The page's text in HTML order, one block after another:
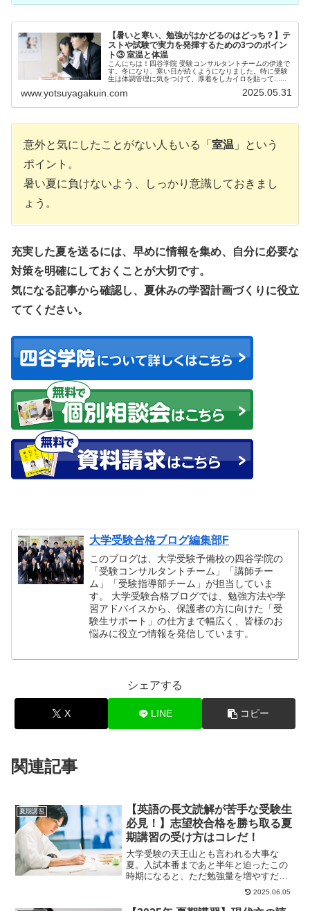
【暑いと寒い、勉強がはかどるのはどっち？】テ
ストや試験で実力を発揮するための3つのポイン
ト③ 室温と体温
こんにちは！四谷学院 受験コンサルタントチームの伊達で
す。冬になり、寒い日が続くようになりました。特に受験
生は体調管理に気をつけて、厚着をしカイロを貼って......
www.yotsuyagakuin.com 2025.05.31
意外と気にしたことがない人もいる「 室温 」という
ポイント。
暑い夏に負けないよう、しっかり意識しておきまし
ょう。
充実した夏を送るには、早めに情報を集め、自分に必要な
対策を明確にしておくことが大切です。
気になる記事から確認し、夏休みの学習計画づくりに役立
ててください。
大学受験合格ブログ編集部F
このブログは、大学受験予備校の四谷学院の
「受験コンサルタントチーム」「講師チー
ム」「受験指導部チーム」が担当していま
す。 大学受験合格ブログでは、勉強方法や学
習アドバイスから、保護者の方に向けた「受
験生サポート」の仕方まで幅広く、皆様のお
悩みに役立つ情報を発信しています。
シェアする
X LINE コピー
関連記事
夏期講習
【英語の長文読解が苦手な受験生
必見！】志望校合格を勝ち取る夏
期講習の受け方はコレだ！
大学受験の天王山とも言われる大事な
夏。入試本番まであと半年と迫ったこの
時期になると、ただ勉強量を増やすだけ
では周りに差をつけることはできませ
2025.06.05